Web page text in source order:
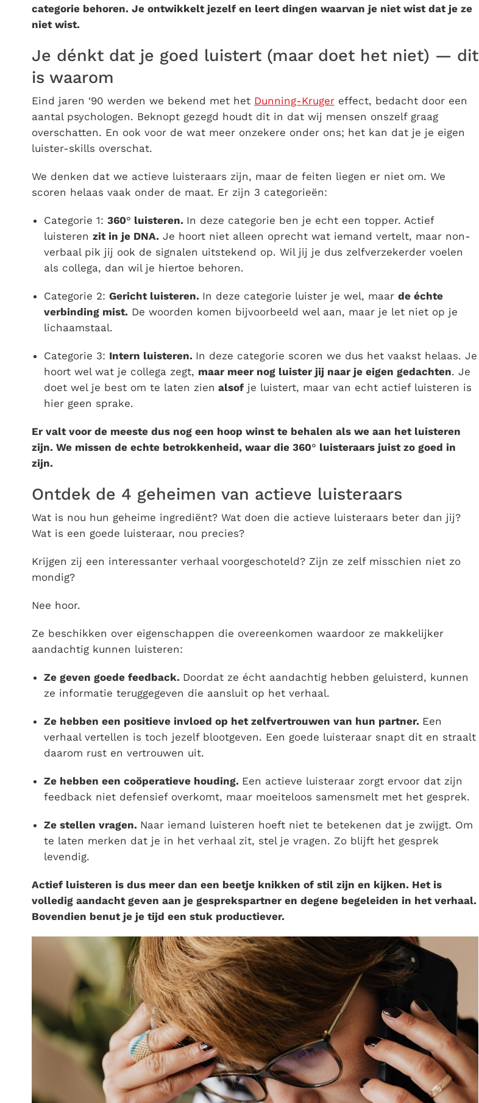
categorie behoren. Je ontwikkelt jezelf en leert dingen waarvan je niet wist dat je ze
niet wist.
Je dénkt dat je goed luistert (maar doet het niet) — dit
is waarom
Eind jaren ‘90 werden we bekend met het Dunning-Kruger effect, bedacht door een
aantal psychologen. Beknopt gezegd houdt dit in dat wij mensen onszelf graag
overschatten. En ook voor de wat meer onzekere onder ons; het kan dat je je eigen
luister-skills overschat.
We denken dat we actieve luisteraars zijn, maar de feiten liegen er niet om. We
scoren helaas vaak onder de maat. Er zijn 3 categorieën:
Categorie 1: 360° luisteren. In deze categorie ben je echt een topper. Actief
luisteren zit in je DNA. Je hoort niet alleen oprecht wat iemand vertelt, maar non-
verbaal pik jij ook de signalen uitstekend op. Wil jij je dus zelfverzekerder voelen
als collega, dan wil je hiertoe behoren.
Categorie 2: Gericht luisteren. In deze categorie luister je wel, maar de échte
verbinding mist. De woorden komen bijvoorbeeld wel aan, maar je let niet op je
lichaamstaal.
Categorie 3: Intern luisteren. In deze categorie scoren we dus het vaakst helaas. Je
hoort wel wat je collega zegt, maar meer nog luister jij naar je eigen gedachten. Je
doet wel je best om te laten zien alsof je luistert, maar van echt actief luisteren is
hier geen sprake.
Er valt voor de meeste dus nog een hoop winst te behalen als we aan het luisteren
zijn. We missen de echte betrokkenheid, waar die 360° luisteraars juist zo goed in
zijn.
Ontdek de 4 geheimen van actieve luisteraars
Wat is nou hun geheime ingrediënt? Wat doen die actieve luisteraars beter dan jij?
Wat is een goede luisteraar, nou precies?
Krijgen zij een interessanter verhaal voorgeschoteld? Zijn ze zelf misschien niet zo
mondig?
Nee hoor.
Ze beschikken over eigenschappen die overeenkomen waardoor ze makkelijker
aandachtig kunnen luisteren:
Ze geven goede feedback. Doordat ze écht aandachtig hebben geluisterd, kunnen
ze informatie teruggegeven die aansluit op het verhaal.
Ze hebben een positieve invloed op het zelfvertrouwen van hun partner. Een
verhaal vertellen is toch jezelf blootgeven. Een goede luisteraar snapt dit en straalt
daarom rust en vertrouwen uit.
Ze hebben een coöperatieve houding. Een actieve luisteraar zorgt ervoor dat zijn
feedback niet defensief overkomt, maar moeiteloos samensmelt met het gesprek.
Ze stellen vragen. Naar iemand luisteren hoeft niet te betekenen dat je zwijgt. Om
te laten merken dat je in het verhaal zit, stel je vragen. Zo blijft het gesprek
levendig.
Actief luisteren is dus meer dan een beetje knikken of stil zijn en kijken. Het is
volledig aandacht geven aan je gesprekspartner en degene begeleiden in het verhaal.
Bovendien benut je je tijd een stuk productiever.